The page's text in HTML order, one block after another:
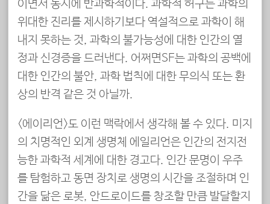
이면서 동시에 반과학적이다. 과학적 허구는 과학의
위대한 진리를 제시하기보다 역설적으로 과학이 해
내지 못하는 것, 과학의 불가능성에 대한 인간의 열
정과 신경증을 드러낸다. 어쩌면SF는 과학의 공백에
대한 인간의 불안, 과학 법칙에 대한 무의식 또는 환
상의 반격 같은 것 아닐까.
<에이리언>도 이런 맥락에서 생각해 볼 수 있다. 미지
의 치명적인 외계 생명체 에일리언은 인간의 전지전
능한 과학적 세계에 대한 경고다. 인간 문명이 우주
를 탐험하고 동면 장치로 생명의 시간을 조절하며 인
간을 닮은 로봇, 안드로이드를 창조할 만큼 발달할지